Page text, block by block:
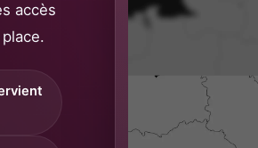
accès